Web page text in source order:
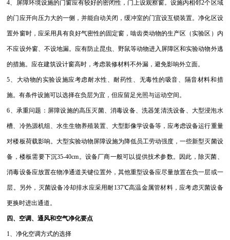
4、屏障环境设施的门窗应有较好的密闭性，门上设观察窗。设施内相邻2个区域
的门应开向压力大的一侧，并能自动关闭，缓冲室的门宜设互锁装置。净化区设
置外窗时，应采用具有良好气密性的固定窗，啮齿类动物的生产区（实验区）内
不应设外窗、不设地漏。应有防止昆虫、野鼠等动物进入屏障区和实验动物外逃
的措施。应在建筑设计窗高时，考虑装修材料不外漏，避免影响外立面。
5、大动物的实验设施应考虑耐水性、耐药性、无毒性的吸音、隔音材料和措
施。有条件设施可以选择在负层为宜，但应留足光照与运动空间。
6、承重问题：屏障设施的高压灭菌、消毒设备、洗器笼清洗设备、大型浸泡水
槽、冷热源机组、水生生物养殖装置、大型影像学设备等，应考虑设备运行重量
对楼板荷载影响。大型实验动物屏障设施为降低员工劳动强度，一些新型灭菌设
备，楼板需要下沉35-40cm。设备厂商一般可以提供技术参数。因此，除灭菌、
消毒设备应放置在物净通道关键位置外，其他重型设备应尽量放置在负一层或一
层。另外，灭菌设备冷却排水应采用耐137℃高温金属管材料，应考虑灭菌设备
更换时进出通道。
四、空调、通风和空气净化要点
1、净化空调方式的选择